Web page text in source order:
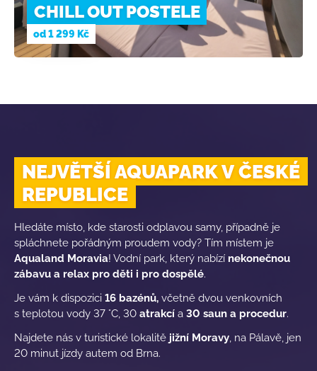
CHILL OUT POSTELE
od1 299 Kč
NEJVĚTŠÍ AQUAPARK V ČESKÉ
REPUBLICE
Hledáte místo, kde starosti odplavou samy, případně je
spláchnete pořádným proudem vody? Tím místem je
Aqualand Moravia! Vodní park, který nabízí nekonečnou
zábavu a relax pro děti i pro dospělé.
Je vám k dispozici 16 bazénů, včetně dvou venkovních
s teplotou vody 37 °C, 30 atrakcí a 30 saun a procedur.
Najdete nás v turistické lokalitě jižní Moravy , na Pálavě, jen
20 minut jízdy autem od Brna.